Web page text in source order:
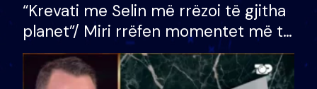
“Krevati me Selin më rrëzoi të gjitha
planet”/ Miri rrëfen momentet më të
bukura në shtëpinë e BB VIP: Do më
mungojë zilja e mëngjesit kur…